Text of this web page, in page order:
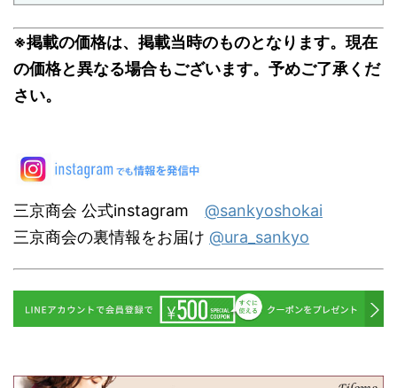
※掲載の価格は、掲載当時のものとなります。現在
の価格と異なる場合もございます。予めご了承くだ
さい。
三京商会 公式instagram @sankyoshokai
三京商会の裏情報をお届け @ura_sankyo